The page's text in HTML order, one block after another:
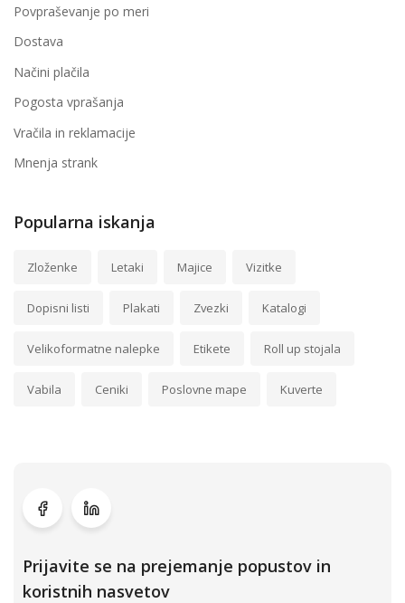
Povpraševanje po meri
Dostava
Načini plačila
Pogosta vprašanja
Vračila in reklamacije
Mnenja strank
Popularna iskanja
Zloženke Letaki Majice Vizitke
Dopisni listi Plakati Zvezki Katalogi
Velikoformatne nalepke Etikete Roll up stojala
Vabila Ceniki Poslovne mape Kuverte
Prijavite se na prejemanje popustov in
koristnih nasvetov